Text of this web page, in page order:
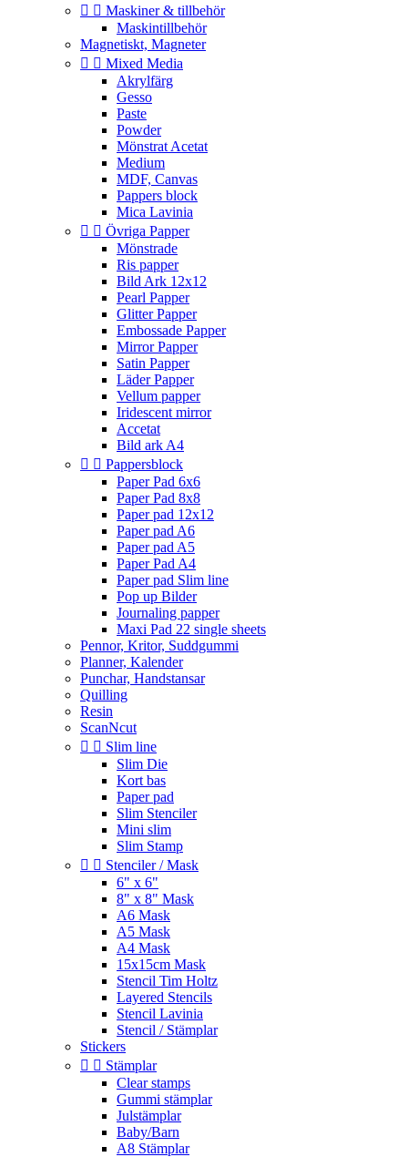
  Maskiner & tillbehör
Maskintillbehör
Magnetiskt, Magneter
  Mixed Media
Akrylfärg
Gesso
Paste
Powder
Mönstrat Acetat
Medium
MDF, Canvas
Pappers block
Mica Lavinia
  Övriga Papper
Mönstrade
Ris papper
Bild Ark 12x12
Pearl Papper
Glitter Papper
Embossade Papper
Mirror Papper
Satin Papper
Läder Papper
Vellum papper
Iridescent mirror
Accetat
Bild ark A4
  Pappersblock
Paper Pad 6x6
Paper Pad 8x8
Paper pad 12x12
Paper pad A6
Paper pad A5
Paper Pad A4
Paper pad Slim line
Pop up Bilder
Journaling papper
Maxi Pad 22 single sheets
Pennor, Kritor, Suddgummi
Planner, Kalender
Punchar, Handstansar
Quilling
Resin
ScanNcut
  Slim line
Slim Die
Kort bas
Paper pad
Slim Stenciler
Mini slim
Slim Stamp
  Stenciler / Mask
6" x 6"
8" x 8" Mask
A6 Mask
A5 Mask
A4 Mask
15x15cm Mask
Stencil Tim Holtz
Layered Stencils
Stencil Lavinia
Stencil / Stämplar
Stickers
  Stämplar
Clear stamps
Gummi stämplar
Julstämplar
Baby/Barn
A8 Stämplar